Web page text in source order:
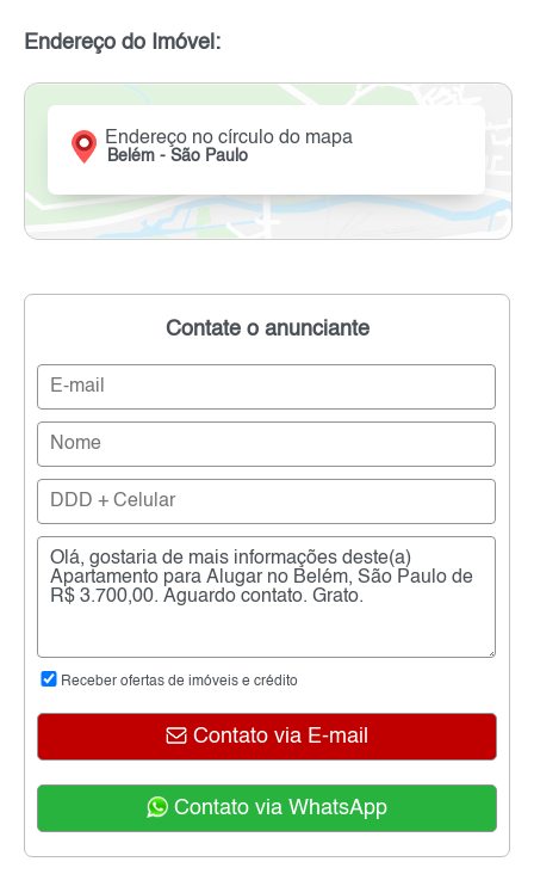
Endereço do Imóvel:
Endereço no círculo do mapa
Belém - São Paulo
Contate o anunciante
Receber ofertas de imóveis e crédito
Contato via E-mail
Contato via WhatsApp